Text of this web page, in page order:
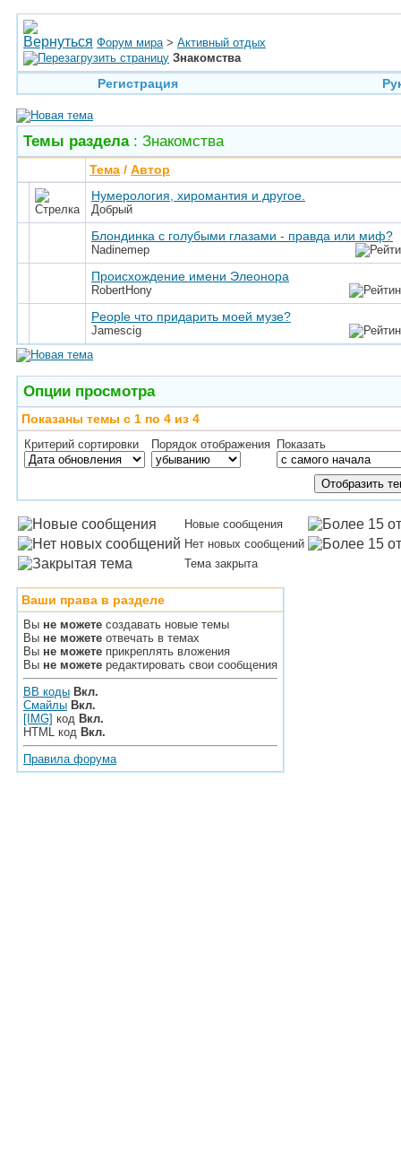
Форум мира > Активный отдых
Знакомства
Регистрация
Темы раздела: Знакомства
Тема / Автор
Нумерология, хиромантия и другое.
Добрый
Блондинка с голубыми глазами - правда или миф?
Nadinemep
Происхождение имени Элеонора
RobertHony
People что придарить моей музе?
Jamescig
Опции просмотра
Показаны темы с 1 по 4 из 4
Критерий сортировки Порядок отображения Показать
Новые сообщения
Нет новых сообщений
Тема закрыта
Ваши права в разделе
Вы не можете создавать новые темы
Вы не можете отвечать в темах
Вы не можете прикреплять вложения
Вы не можете редактировать свои сообщения
BB коды Вкл.
Смайлы Вкл.
[IMG] код Вкл.
HTML код Вкл.
Правила форума